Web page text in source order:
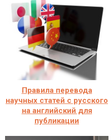
Правила перевода
научных статей с русского
на английский для
публикации